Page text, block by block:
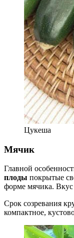
Цукеша
Мячик
Главной
плоды покрытые
форме мячика.
Срок созревания
компактное,